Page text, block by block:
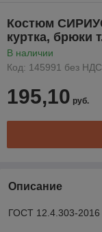
Костюм
куртка, брюки
В наличии
Код: 145991 без НДС
195,10 руб.
Описание
ГОСТ 12.4.303-